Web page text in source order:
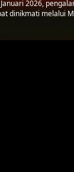
2026,
dinikmati melalui